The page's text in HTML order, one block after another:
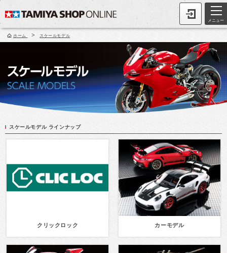
メニュー
ホーム > スケールモデル
スケールモデル ラインナップ
クリックロック カーモデル